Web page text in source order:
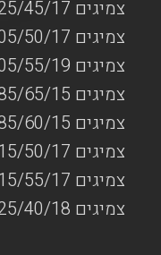
צמיגים 225/45/17
צמיגים 205/50/17
צמיגים 205/55/19
צמיגים 185/65/15
צמיגים 185/60/15
צמיגים 215/50/17
צמיגים 215/55/17
צמיגים 225/40/18